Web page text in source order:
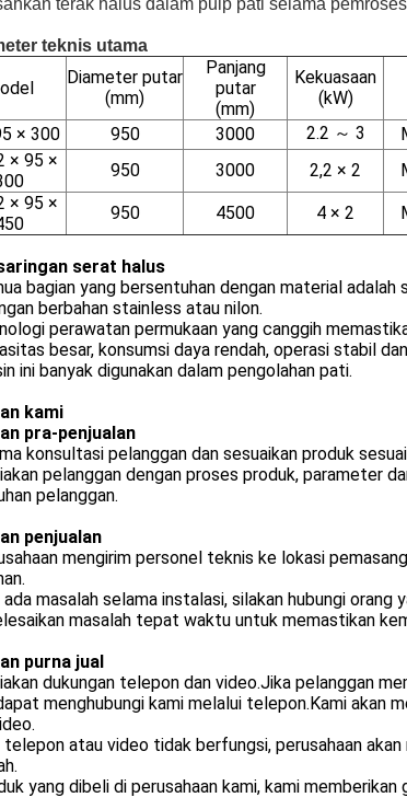
terak halus dalam pulp pati selama
teknis utama
Diameter putar
(mm)
Panjang
putar
(mm)
Kekuasaan
(kW)
× 300
950 3000 2.2 ～ 3
× 95 ×
950 3000 2,2 × 2
× 95 ×
950 4500 4 × 2
serat halus
bagian yang bersentuhan dengan material
berbahan stainless atau nilon.
perawatan permukaan yang canggih
besar, konsumsi daya rendah, operasi stabil
ini banyak digunakan dalam pengolahan pati.
kami
pra-penjualan
konsultasi pelanggan dan sesuaikan produk
pelanggan dengan proses produk, parameter
pelanggan.
penjualan
mengirim personel teknis ke lokasi
ada masalah selama instalasi, silakan hubungi
masalah tepat waktu untuk memastikan
purna jual
dukungan telepon dan video.Jika pelanggan
menghubungi kami melalui telepon.Kami akan
telepon atau video tidak berfungsi, perusahaan
yang dibeli di perusahaan kami, kami